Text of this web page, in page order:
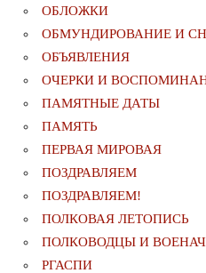
ОБЛОЖКИ
ОБМУНДИРОВАНИЕ И
ОБЪЯВЛЕНИЯ
ОЧЕРКИ И
ПАМЯТНЫЕ ДАТЫ
ПАМЯТЬ
ПЕРВАЯ МИРОВАЯ
ПОЗДРАВЛЯЕМ
ПОЗДРАВЛЯЕМ!
ПОЛКОВАЯ ЛЕТОПИСЬ
ПОЛКОВОДЦЫ И
РГАСПИ